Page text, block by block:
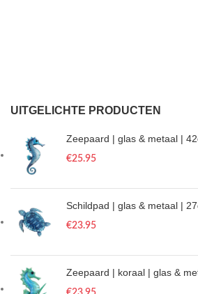
UITGELICHTE PRODUCTEN
Zeepaard | glas & metaal |
€25.95
Schildpad | glas & metaal |
€23.95
Zeepaard | koraal | glas &